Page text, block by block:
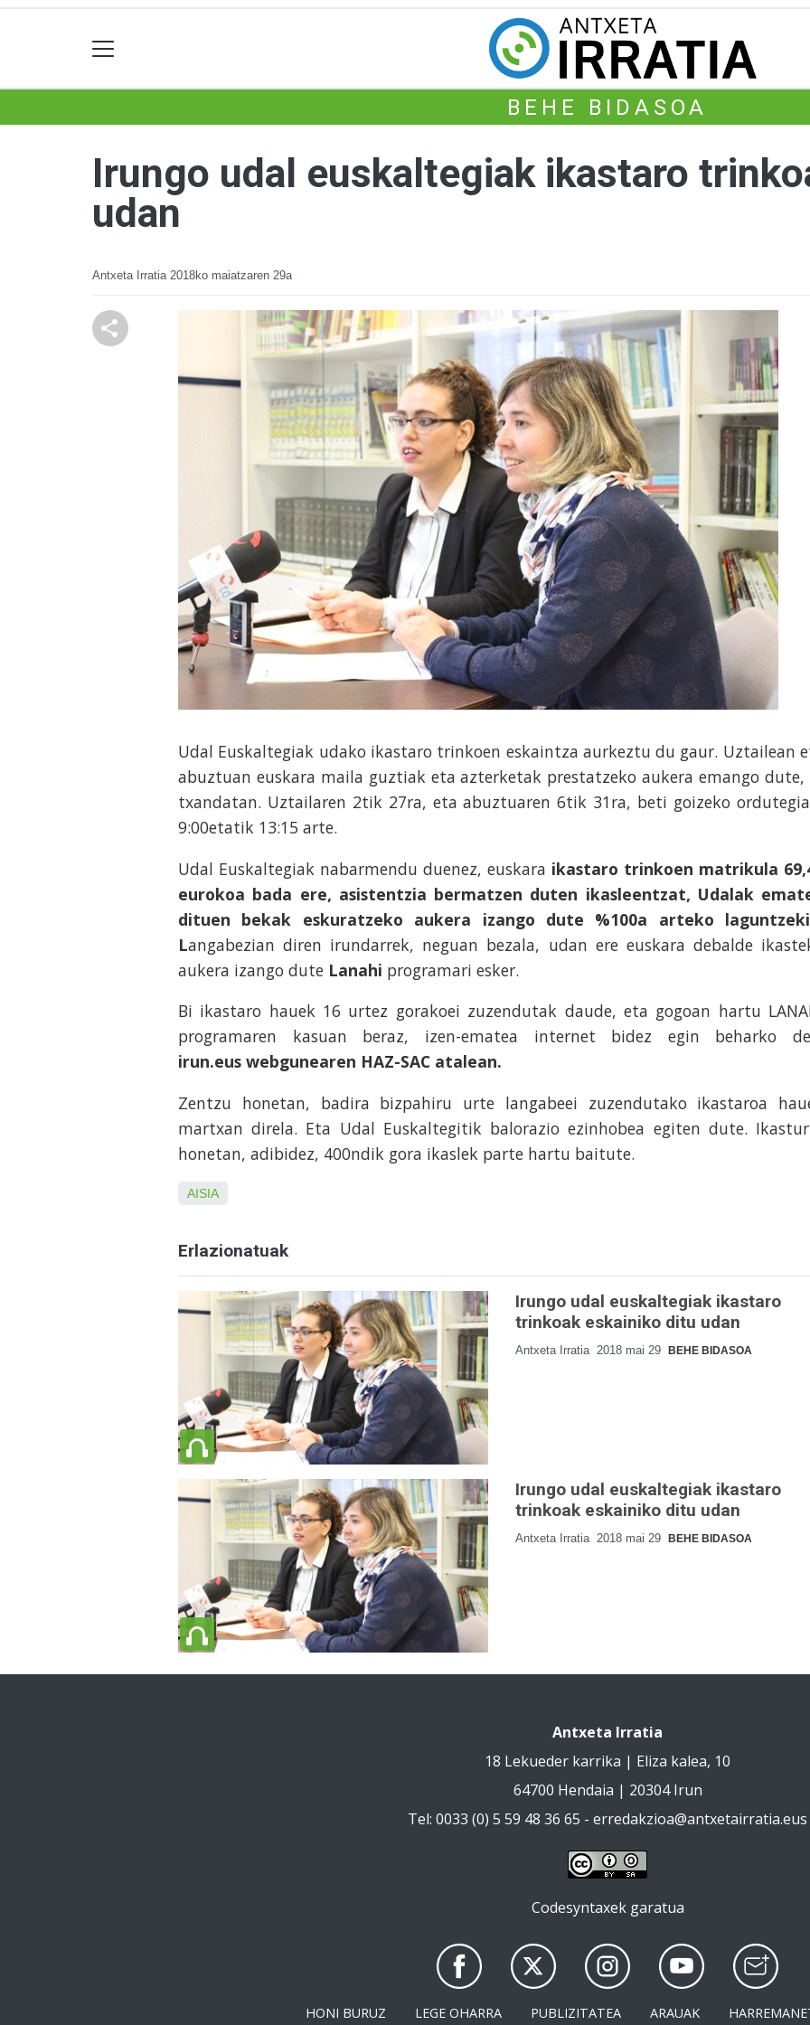
BEHE BIDASOA
Irungo udal euskaltegiak ikastaro
udan
Antxeta Irratia 2018ko maiatzaren 29a
Udal Euskaltegiak udako ikastaro trinkoen eskaintza aurkeztu du gaur. Uztailean
abuztuan euskara maila guztiak eta azterketak prestatzeko aukera emango dute,
txandatan. Uztailaren 2tik 27ra, eta abuztuaren 6tik 31ra, beti goizeko
9:00etatik 13:15 arte.
Udal Euskaltegiak nabarmendu duenez, euskara ikastaro trinkoen matrikula
eurokoa bada ere, asistentzia bermatzen duten ikasleentzat, Udalak
dituen bekak eskuratzeko aukera izango dute %100a arteko
Langabezian diren irundarrek, neguan bezala, udan ere euskara debalde
aukera izango dute Lanahi programari esker.
Bi ikastaro hauek 16 urtez gorakoei zuzendutak daude, eta gogoan hartu
programaren kasuan beraz, izen-ematea internet bidez egin beharko
irun.eus webgunearen HAZ-SAC atalean.
Zentzu honetan, badira bizpahiru urte langabeei zuzendutako ikastaroa
martxan direla. Eta Udal Euskaltegitik balorazio ezinhobea egiten dute.
honetan, adibidez, 400ndik gora ikaslek parte hartu baitute.
AISIA
Erlazionatuak
Irungo udal euskaltegiak ikastaro
trinkoak eskainiko ditu udan
Antxeta Irratia 2018 mai 29 BEHE BIDASOA
Irungo udal euskaltegiak ikastaro
trinkoak eskainiko ditu udan
Antxeta Irratia 2018 mai 29 BEHE BIDASOA
Antxeta Irratia
18 Lekueder karrika | Eliza kalea, 10
64700 Hendaia | 20304 Irun
Tel: 0033 (0) 5 59 48 36 65 - erredakzioa@antxetairratia.eus
Codesyntaxek garatua
HONI BURUZ LEGE OHARRA PUBLIZITATEA ARAUAK